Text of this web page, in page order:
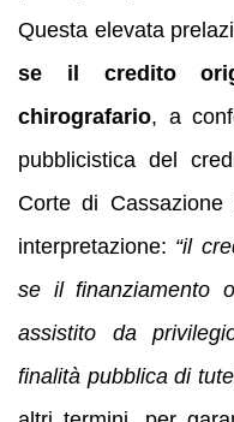
Questa elevata
se il credito
chirografario, a
pubblicistica del
Corte di
interpretazione: “il
se il finanziamento
assistito da
finalità pubblica di